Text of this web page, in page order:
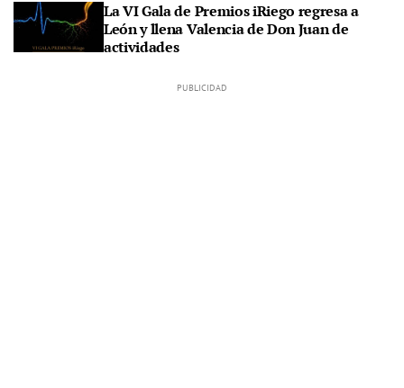
La VI Gala de Premios iRiego regresa a
León y llena Valencia de Don Juan de
actividades